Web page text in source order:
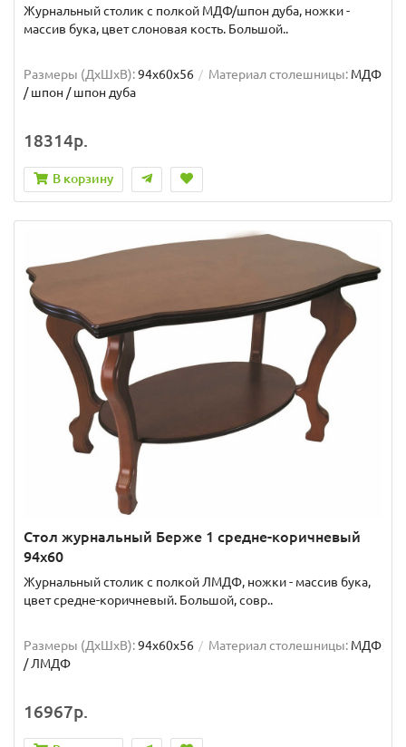
Журнальный столик с полкой МДФ/шпон дуба, ножки -
массив бука, цвет слоновая кость. Большой..
Размеры (ДхШxВ):94х60х56 Материал столешницы: МДФ
/ шпон / шпон дуба
18314р.
В корзину
Стол журнальный Берже 1 средне-коричневый
94х60
Журнальный столик с полкой ЛМДФ, ножки - массив бука,
цвет средне-коричневый. Большой, совр..
Размеры (ДхШxВ):94х60х56 Материал столешницы: МДФ
/ ЛМДФ
16967р.